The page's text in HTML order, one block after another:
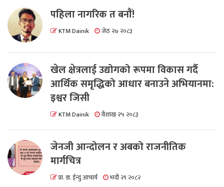
पहिला नागरिक त बनाैं!
KTM Dainik जेठ २७ २०८३
खेल क्षेत्रलाई उद्योगको रूपमा विकास गर्दै
आर्थिक समृद्धिको आधार बनाउने अभियानमा:
इश्वर जिसी
KTM Dainik वैशाख २५ २०८३
जेनजी आन्दोलन र अबको राजनीतिक
मार्गचित्र
प्रा. डा. ईन्दु आचार्य भदौ २९ २०८२